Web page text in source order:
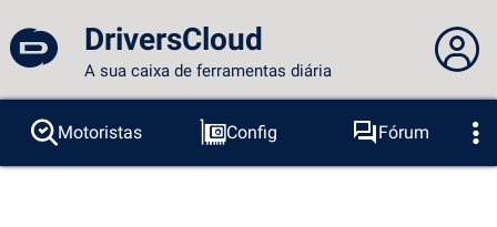
DriversCloud
A sua caixa de ferramentas diária
Você não está logado...
Acesso ao site
Motoristas Config
Fórum
Sondas
BSOD Ferramentas